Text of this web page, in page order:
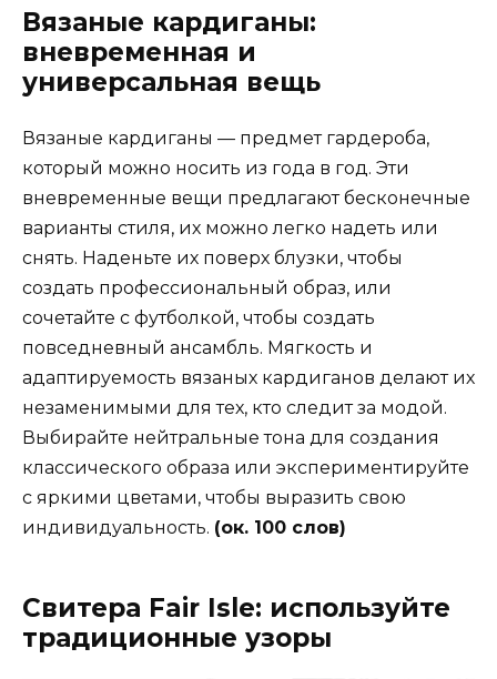
Вязаные кардиганы:
вневременная и
универсальная вещь
Вязаные кардиганы — предмет гардероба,
который можно носить из года в год. Эти
вневременные вещи предлагают бесконечные
варианты стиля, их можно легко надеть или
снять. Наденьте их поверх блузки, чтобы
создать профессиональный образ, или
сочетайте с футболкой, чтобы создать
повседневный ансамбль. Мягкость и
адаптируемость вязаных кардиганов делают их
незаменимыми для тех, кто следит за модой.
Выбирайте нейтральные тона для создания
классического образа или экспериментируйте
с яркими цветами, чтобы выразить свою
индивидуальность. (ок. 100 слов)
Свитера Fair Isle: используйте
традиционные узоры